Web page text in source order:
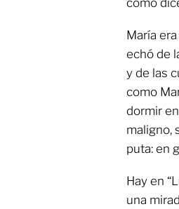
como
María
echó de
y de las
como
dormir
maligno,
puta: en
Hay en
una